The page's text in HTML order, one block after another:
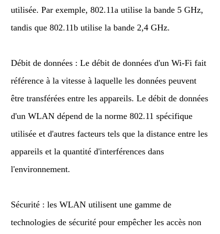
utilisée. Par exemple, 802.11a utilise la bande 5 GHz,
tandis que 802.11b utilise la bande 2,4 GHz.
Débit de données : Le débit de données d'un Wi-Fi fait
référence à la vitesse à laquelle les données peuvent
être transférées entre les appareils. Le débit de données
d'un WLAN dépend de la norme 802.11 spécifique
utilisée et d'autres facteurs tels que la distance entre les
appareils et la quantité d'interférences dans
l'environnement.
Sécurité : les WLAN utilisent une gamme de
technologies de sécurité pour empêcher les accès non